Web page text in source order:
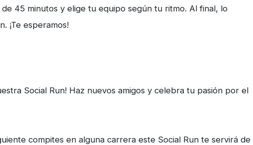
45 minutos y elige tu equipo según tu ritmo. Al final, lo
¡Te esperamos!
Social Run! Haz nuevos amigos y celebra tu pasión por el
compites en alguna carrera este Social Run te servirá de